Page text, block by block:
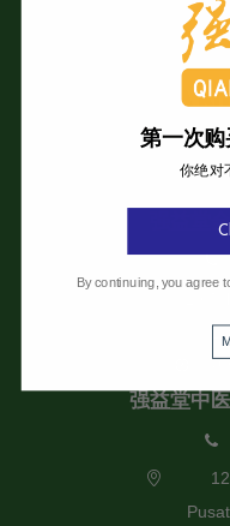
强益
强益堂
强益堂中
第一次
你绝对
By continuing, you agree